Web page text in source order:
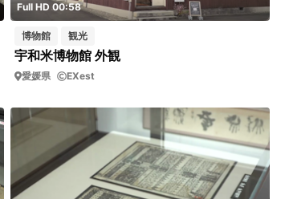
Full HD 00:58
博物館 観光
宇和米博物館 外観
愛媛県 EXest